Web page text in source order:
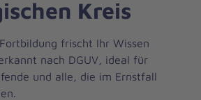
Kreis
frischt Ihr Wissen
nach DGUV, ideal für
und alle, die im Ernstfall